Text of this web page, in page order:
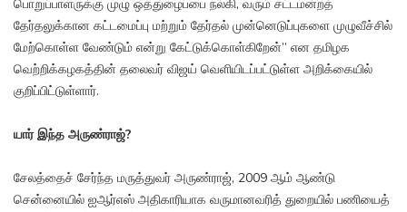
பொறுப்பாளருக்கு முழு ஒத்துழைப்பை நல்கி, வரும் சட்டமன்றத்
தேர்தலுக்கான கட்டமைப்பு மற்றும் தேர்தல் முன்னெடுப்புகளை முழுவீச்சில்
மேற்கொள்ள வேண்டும் என்று கேட்டுக்கொள்கிறேன்” என தமிழக
வெற்றிக்கழகத்தின் தலைவர் விஜய் வெளியிடப்பட்டுள்ள அறிக்கையில்
குறிப்பிட்டுள்ளார்.
யார் இந்த அருண்ராஜ்?
சேலத்தைச் சேர்ந்த மருத்துவர் அருண்ராஜ், 2009 ஆம் ஆண்டு
சென்னையில் ஐஆர்எஸ் அதிகாரியாக வருமானவரித் துறையில் பணியைத்